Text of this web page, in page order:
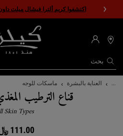
اكتشفوا كريم ألترا فيشال ميلت
بحث
محدد
المتاجر
المحتوى الرئيسي
... العناية بالبشرة ماسكات للوجه
قناع الترطيب
Skin Types
111.00 ﷼